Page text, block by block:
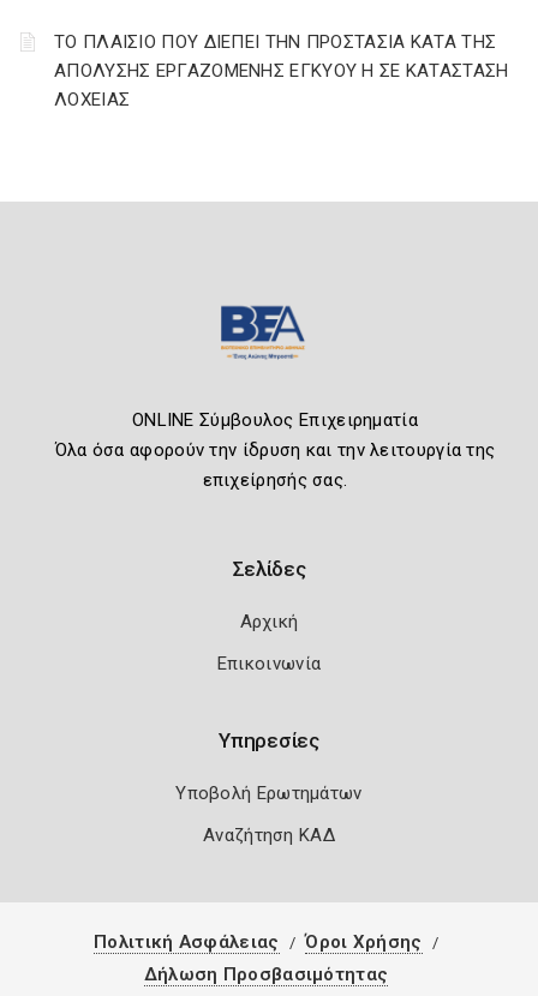
ΤΟ ΠΛΑΙΣΙΟ ΠΟΥ ΔΙΕΠΕΙ ΤΗΝ ΠΡΟΣΤΑΣΙΑ ΚΑΤΑ ΤΗΣ
ΑΠΟΛΥΣΗΣ ΕΡΓΑΖΟΜΕΝΗΣ ΕΓΚΥΟΥ Η ΣΕ ΚΑΤΑΣΤΑΣΗ
ΛΟΧΕΙΑΣ
ONLINE Σύμβουλος Επιχειρηματία
Όλα όσα αφορούν την ίδρυση και την λειτουργία της
επιχείρησής σας.
Σελίδες
Αρχική
Επικοινωνία
Υπηρεσίες
Υποβολή Ερωτημάτων
Αναζήτηση ΚΑΔ
Πολιτική Ασφάλειας
Όροι Χρήσης
Δήλωση Προσβασιμότητας